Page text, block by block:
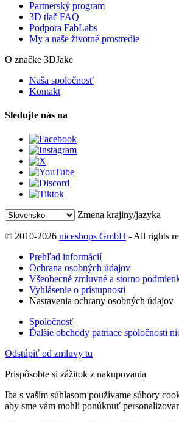
Partnerský program
3D tlač FAQ
Podpora FabLabs
My a naše životné prostredie
O značke 3DJake
Naša spoločnosť
Kontakt
Sledujte nás na
Zmena krajiny/jazyka
© 2010-2026 niceshops GmbH - All rights
Prehľad informácií
Ochrana osobných údajov
Všeobecné zmluvné a storno
Vyhlásenie o prístupnosti
Nastavenia ochrany osobných údajov
Spoločnosť
Ďalšie obchody patriace spoločnosti
Odstúpiť od zmluvy tu
Prispôsobte si zážitok z nakupovania
Iba s vaším súhlasom používame súbory
aby sme vám mohli ponúknuť